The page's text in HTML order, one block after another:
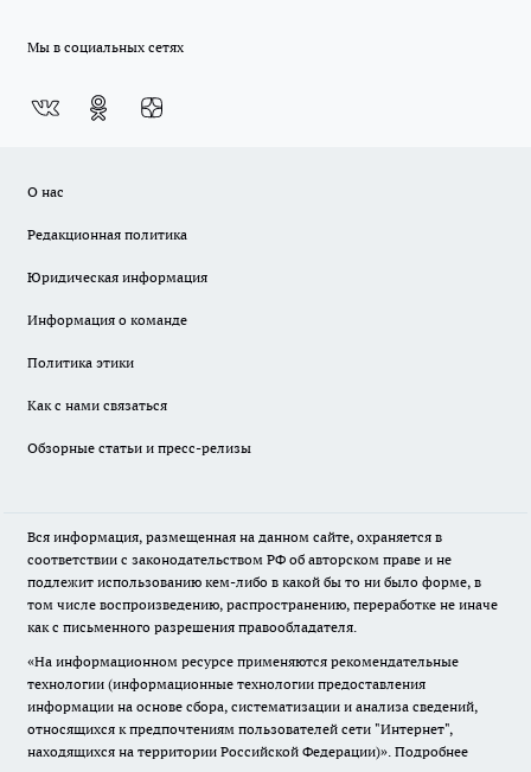
Мы в социальных сетях
О нас
Редакционная политика
Юридическая информация
Информация о команде
Политика этики
Как с нами связаться
Обзорные статьи и пресс-релизы
Вся информация, размещенная на данном сайте, охраняется в
соответствии с законодательством РФ об авторском праве и не
подлежит использованию кем-либо в какой бы то ни было форме, в
том числе воспроизведению, распространению, переработке не иначе
как с письменного разрешения правообладателя.
«На информационном ресурсе применяются рекомендательные
технологии (информационные технологии предоставления
информации на основе сбора, систематизации и анализа сведений,
относящихся к предпочтениям пользователей сети "Интернет",
находящихся на территории Российской Федерации)». Подробнее